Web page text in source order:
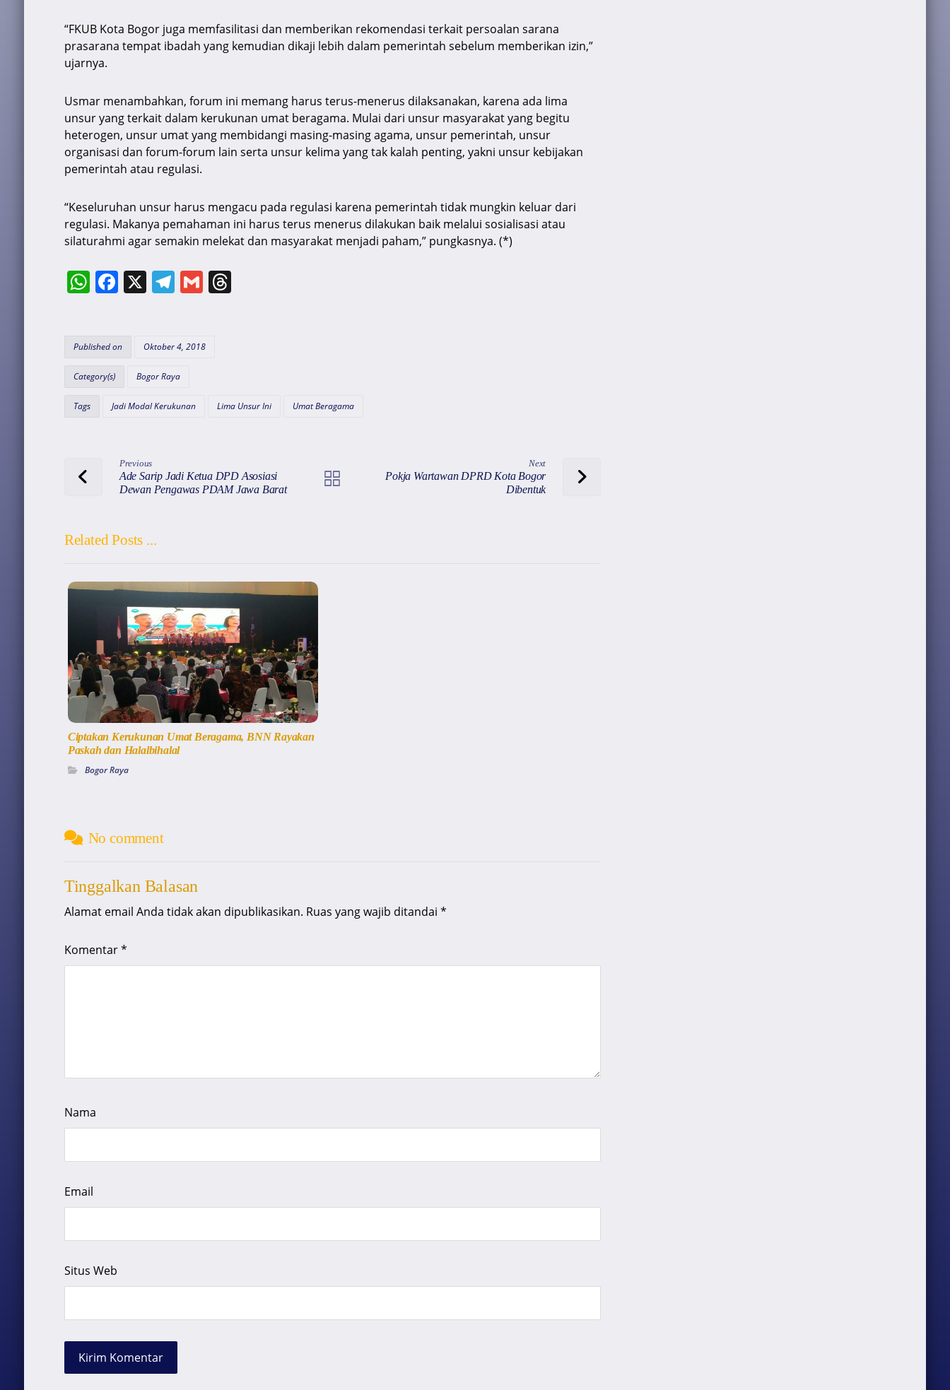
“FKUB Kota Bogor juga memfasilitasi dan memberikan rekomendasi terkait persoalan sarana
prasarana tempat ibadah yang kemudian dikaji lebih dalam pemerintah sebelum memberikan izin,”
ujarnya.
Usmar menambahkan, forum ini memang harus terus-menerus dilaksanakan, karena ada lima
unsur yang terkait dalam kerukunan umat beragama. Mulai dari unsur masyarakat yang begitu
heterogen, unsur umat yang membidangi masing-masing agama, unsur pemerintah, unsur
organisasi dan forum-forum lain serta unsur kelima yang tak kalah penting, yakni unsur kebijakan
pemerintah atau regulasi.
“Keseluruhan unsur harus mengacu pada regulasi karena pemerintah tidak mungkin keluar dari
regulasi. Makanya pemahaman ini harus terus menerus dilakukan baik melalui sosialisasi atau
silaturahmi agar semakin melekat dan masyarakat menjadi paham,” pungkasnya. (*)
W
s
A
p
F
e
o
o
X T
gr
a
m
G
l
T
s
Published on Oktober 4, 2018
Category(s) Bogor Raya
Tags Jadi Modal Kerukunan Lima Unsur Ini Umat Beragama
Previous
Ade Sarip Jadi Ketua DPD Asosiasi
Dewan Pengawas PDAM Jawa Barat
Next
Pokja Wartawan DPRD Kota Bogor
Dibentuk
Related Posts ...
Ciptakan Kerukunan Umat Beragama, BNN Rayakan
Paskah dan Halalbihalal
Bogor Raya
No comment
Tinggalkan Balasan
Alamat email Anda tidak akan dipublikasikan. Ruas yang wajib ditandai *
Komentar*
Nama
Email
Situs Web